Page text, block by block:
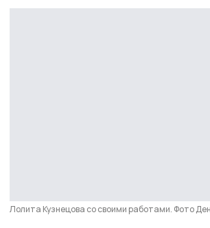
Лолита Кузнецова со своими работами. Фото